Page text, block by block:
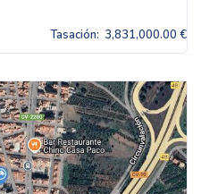
Tasación: 3,831,000.00 €